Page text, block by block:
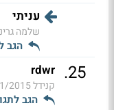
עניתי
שלמה
הגב
25
.
rdwr
קנידל19:24
הגב